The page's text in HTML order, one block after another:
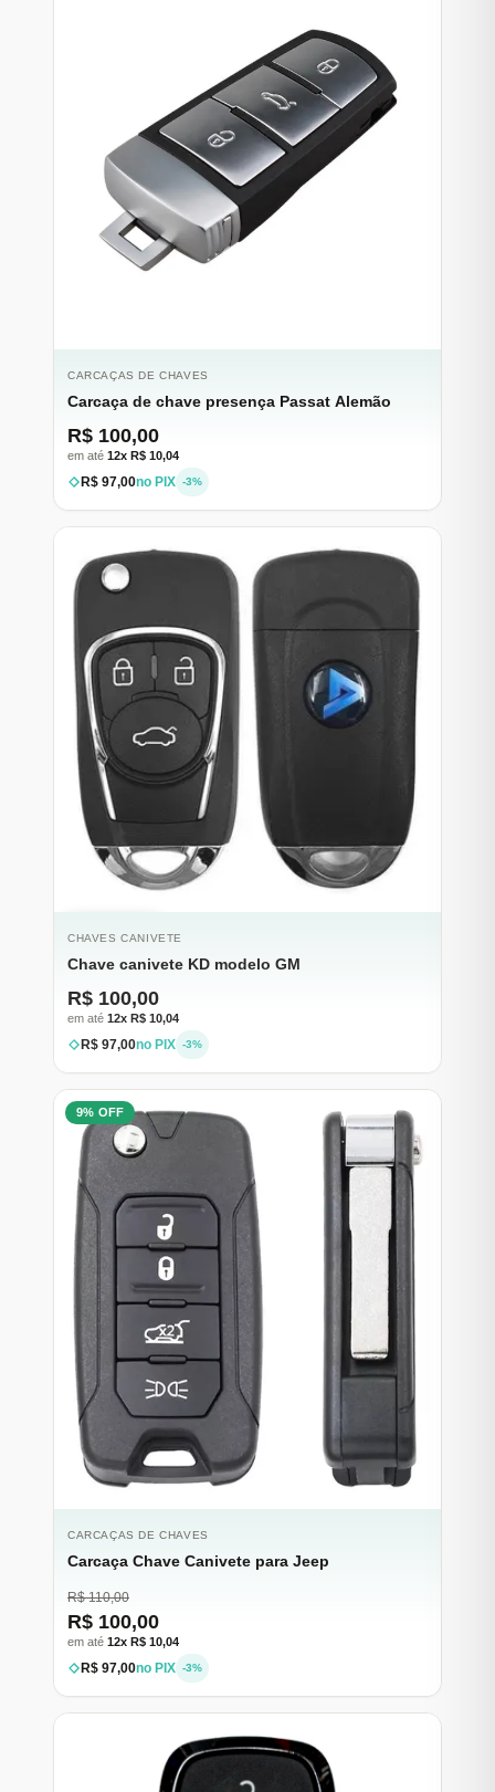
CARCAÇAS DE CHAVES
Carcaça de chave presença Passat Alemão
R$ 100,00
em até 12x R$ 10,04
R$ 97,00no PIX -3%
ESGOTADO
CHAVES CANIVETE
Chave canivete KD modelo GM
R$ 100,00
em até 12x R$ 10,04
R$ 97,00no PIX -3%
9% OFF
CARCAÇAS DE CHAVES
Carcaça Chave Canivete para Jeep
R$ 110,00
R$ 100,00
em até 12x R$ 10,04
R$ 97,00no PIX -3%